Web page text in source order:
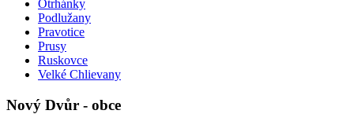
Otrhánky
Podlužany
Pravotice
Prusy
Ruskovce
Velké Chlievany
Nový Dvůr - obce